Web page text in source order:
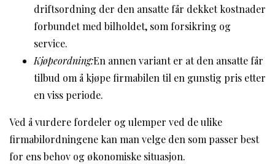
driftsordning der den ansatte får dekket kostnader
forbundet med bilholdet, som forsikring og
service.
Kjøpeordning:En annen variant er at den ansatte får
tilbud om å kjøpe firmabilen til en gunstig pris etter
en viss periode.
Ved å vurdere fordeler og ulemper ved de ulike
firmabilordningene kan man velge den som passer best
for ens behov og økonomiske situasjon.